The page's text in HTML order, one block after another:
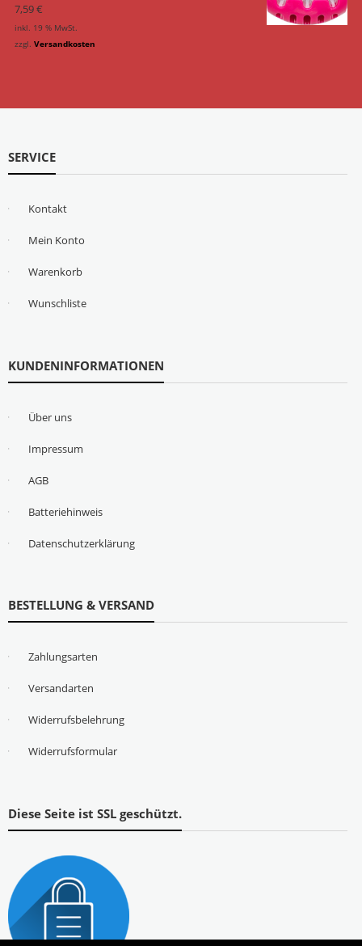
7,59€
inkl. 19 % MwSt.
zzgl. Versandkosten
SERVICE
Kontakt
Mein Konto
Warenkorb
Wunschliste
KUNDENINFORMATIONEN
Über uns
Impressum
AGB
Batteriehinweis
Datenschutzerklärung
BESTELLUNG & VERSAND
Zahlungsarten
Versandarten
Widerrufsbelehrung
Widerrufsformular
Diese Seite ist SSL geschützt.